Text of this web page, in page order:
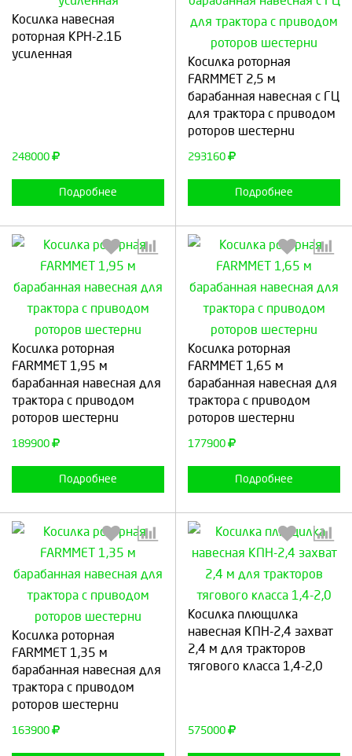
Косилка навесная
роторная КРН-2.1Б
усиленная
248000
Подробнее
Выберите количество:
Косилка роторная
FARMMET 2,5 м
барабанная навесная с ГЦ
для трактора с приводом
роторов шестерни
293160
Подробнее
Выберите количество:
Продолжить Отмена
Косилка роторная
FARMMET 1,95 м
барабанная навесная для
трактора с приводом
роторов шестерни
189900
Подробнее
Выберите количество:
Продолжить Отмена
Косилка роторная
FARMMET 1,65 м
барабанная навесная для
трактора с приводом
роторов шестерни
177900
Подробнее
Выберите количество:
Продолжить Отмена
Косилка роторная
FARMMET 1,35 м
барабанная навесная для
трактора с приводом
роторов шестерни
163900
Выберите количество:
Продолжить Отмена
Косилка плющилка
навесная КПН-2,4 захват
2,4 м для тракторов
тягового класса 1,4-2,0
575000
Выберите количество: